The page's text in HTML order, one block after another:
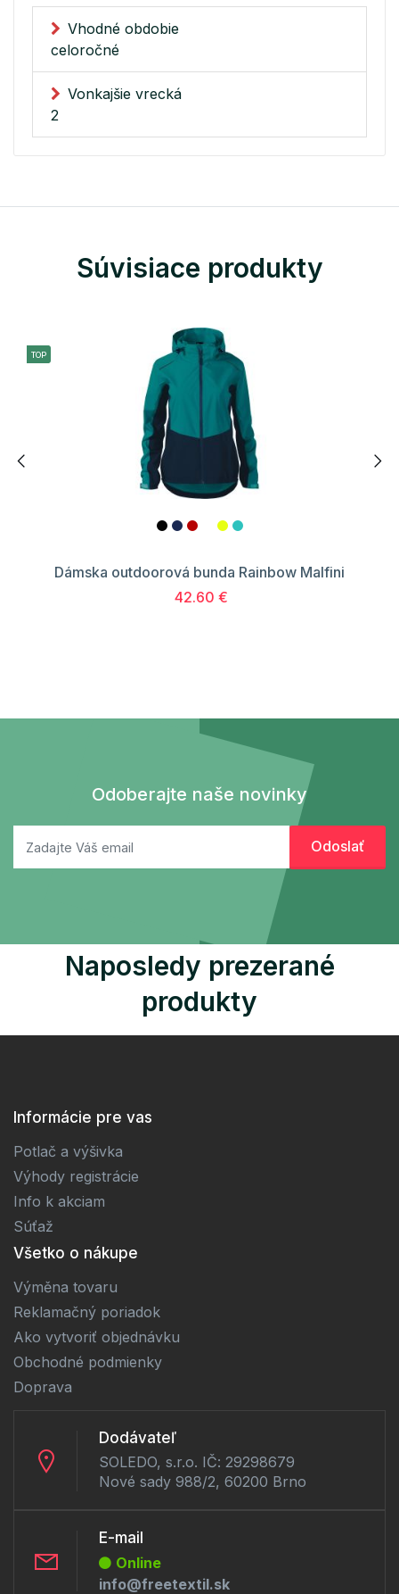
Vhodné obdobie
celoročné
Vonkajšie vrecká
2
Súvisiace produkty
TOP
Dámska outdoorová bunda Rainbow Malfini
42.60 €
Odoberajte naše novinky
Naposledy prezerané
produkty
Informácie pre vas
Potlač a výšivka
Výhody registrácie
Info k akciam
Súťaž
Všetko o nákupe
Výměna tovaru
Reklamačný poriadok
Ako vytvoriť objednávku
Obchodné podmienky
Doprava
Dodávateľ
SOLEDO, s.r.o. IČ: 29298679
Nové sady 988/2, 60200 Brno
E-mail
Online
info@freetextil.sk